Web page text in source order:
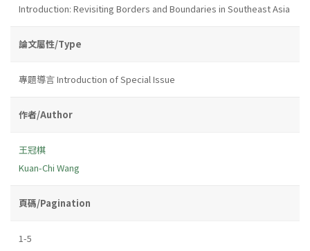
Introduction: Revisiting Borders and Boundaries in Southeast Asia
論文屬性/Type
專題導言 Introduction of Special Issue
作者/Author
王冠棋
Kuan-Chi Wang
頁碼/Pagination
1-5